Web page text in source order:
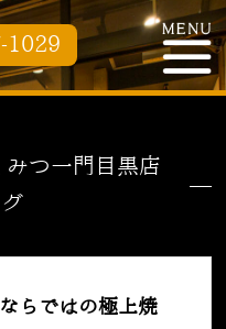
1029
つ一門目黒店
らではの極上焼